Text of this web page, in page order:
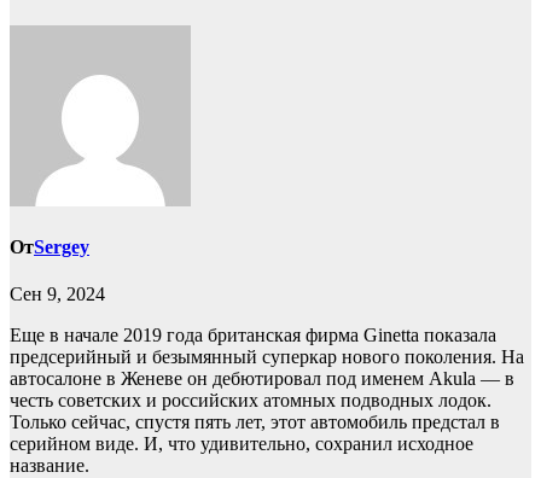
ОтSergey
Сен 9, 2024
Еще в начале 2019 года британская фирма Ginetta показала
предсерийный и безымянный суперкар нового поколения. На
автосалоне в Женеве он дебютировал под именем Akula — в
честь советских и российских атомных подводных лодок.
Только сейчас, спустя пять лет, этот автомобиль предстал в
серийном виде. И, что удивительно, сохранил исходное
название.